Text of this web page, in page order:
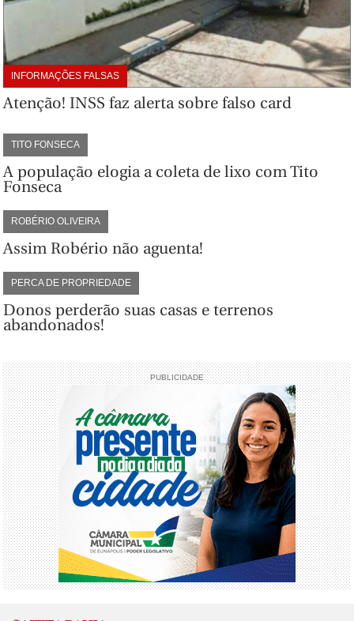
INFORMAÇÕES FALSAS
Atenção! INSS faz alerta sobre falso card
TITO FONSECA
A população elogia a coleta de lixo com Tito
Fonseca
ROBÉRIO OLIVEIRA
Assim Robério não aguenta!
PERCA DE PROPRIEDADE
Donos perderão suas casas e terrenos
abandonados!
PUBLICIDADE